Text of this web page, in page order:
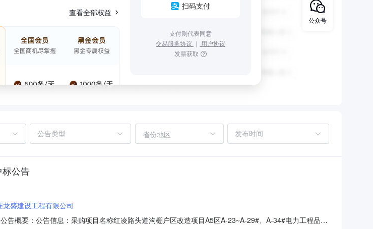
查看全部权益
扫码支付
支付则代表同意
交易服务协议 ｜ 用户协议
发票获取
省份地区
公告
龙盛建设工程有限公司
概要：公告信息：采购项目名称红凌路头道沟棚户区改造项目A5区A-23~A-29#、A-34#电力工程品目
公众号